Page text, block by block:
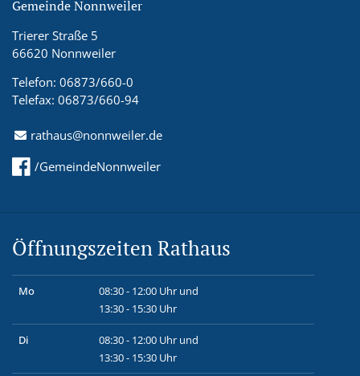
Gemeinde Nonnweiler
Trierer Straße 5
66620 Nonnweiler
Telefon: 06873/660-0
Telefax: 06873/660-94
rathaus@nonnweiler.de
/GemeindeNonnweiler
Öffnungszeiten Rathaus
Mo
08:30 - 12:00 Uhr und
13:30 - 15:30 Uhr
Di
08:30 - 12:00 Uhr und
13:30 - 15:30 Uhr